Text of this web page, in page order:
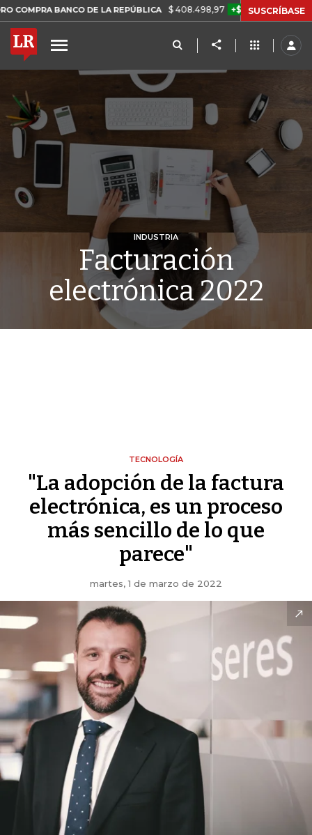
BANCO DE LA REPÚBLICA $ 408.498,97 +$ 8.753,81 +2,19%
SUSCRÍBASE
INDUSTRIA
Facturación
electrónica 2022
TECNOLOGÍA
"La adopción de la factura
electrónica, es un proceso
más sencillo de lo que
parece"
martes, 1 de marzo de 2022